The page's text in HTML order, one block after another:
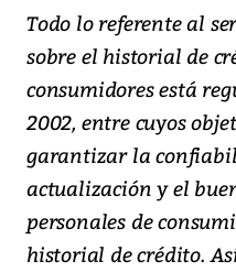
Todo lo referente al
sobre el historial de
consumidores está
2002, entre cuyos
garantizar la
actualización y el
personales de
historial de crédito.